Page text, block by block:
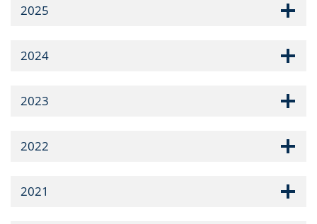
2025
2024
2023
2022
2021